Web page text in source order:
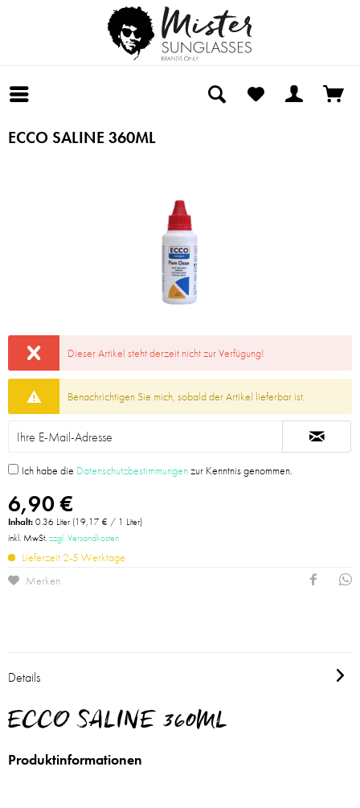
ECCO SALINE 360ML
Dieser Artikel steht derzeit nicht zur Verfügung!
Benachrichtigen Sie mich, sobald der Artikel lieferbar ist.
Ich habe die Datenschutzbestimmungenzur Kenntnis genommen.
6,90 €
Inhalt:0.36 Liter (19,17 € / 1 Liter)
inkl. MwSt.zzgl. Versandkosten
Lieferzeit 2-5 Werktage
Merken
Details
ECCO SALINE 360ML
Produktinformationen